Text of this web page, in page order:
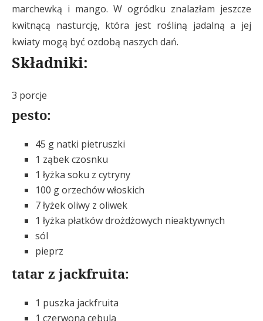
marchewką i mango. W ogródku znalazłam jeszcze
kwitnącą nasturcję, która jest rośliną jadalną a jej
kwiaty mogą być ozdobą naszych dań.
Składniki:
3 porcje
pesto:
45 g natki pietruszki
1 ząbek czosnku
1 łyżka soku z cytryny
100 g orzechów włoskich
7 łyżek oliwy z oliwek
1 łyżka płatków drożdżowych nieaktywnych
sól
pieprz
tatar z jackfruita:
1 puszka jackfruita
1 czerwona cebula